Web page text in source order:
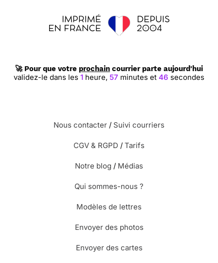
🚀 Pour que votre prochain courrier parte aujourd'hui
validez-le dans les1 heure,57 minutes et45 secondes
Nous contacter / Suivi courriers
CGV & RGPD / Tarifs
Notre blog / Médias
Qui sommes-nous ?
Modèles de lettres
Envoyer des photos
Envoyer des cartes